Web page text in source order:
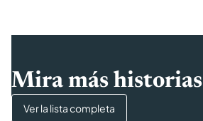
Mira más historias
Ver la lista completa